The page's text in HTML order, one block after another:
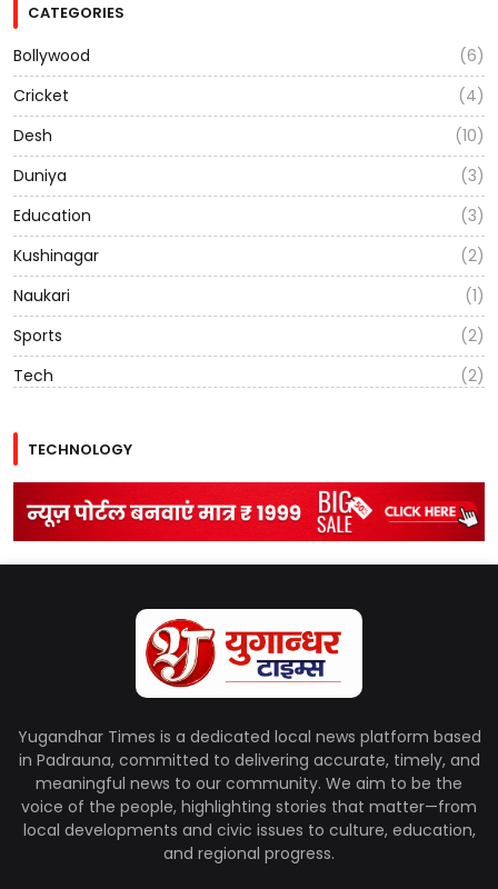
CATEGORIES
Bollywood
(6)
Cricket
(4)
Desh
(10)
Duniya
(3)
Education
(3)
Kushinagar
(2)
Naukari
(1)
Sports
(2)
Tech
(2)
TECHNOLOGY
Yugandhar Times is a dedicated local news platform based
in Padrauna, committed to delivering accurate, timely, and
meaningful news to our community. We aim to be the
voice of the people, highlighting stories that matter—from
local developments and civic issues to culture, education,
and regional progress.